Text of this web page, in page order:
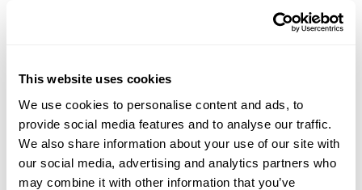
This website uses cookies
We use cookies to personalise content and ads, to
provide social media features and to analyse our traffic.
We also share information about your use of our site with
our social media, advertising and analytics partners who
may combine it with other information that you’ve
PROJECT DETAILS
LOCAL
Castellón de la Plana, Espanha